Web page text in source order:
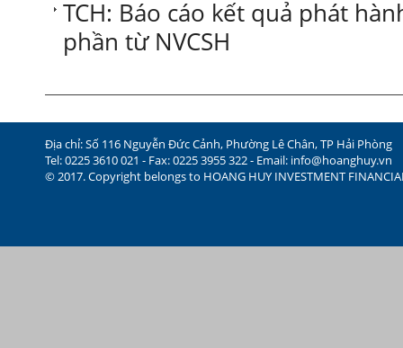
TCH: Báo cáo kết quả phát
phần từ NVCSH
Địa chỉ: Số 116 Nguyễn Đức Cảnh, Phường Lê Chân, TP Hải Phòng
Tel: 0225 3610 021 - Fax: 0225 3955 322 - Email: info@hoanghuy.vn
© 2017. Copyright belongs to HOANG HUY INVESTMENT FINANCIAL